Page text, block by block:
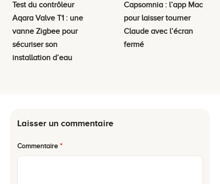
Test du contrôleur
Aqara Valve T1 : une
vanne Zigbee pour
sécuriser son
installation d’eau
Capsomnia : l’app Mac
pour laisser tourner
Claude avec l’écran
fermé
Laisser un commentaire
Commentaire *